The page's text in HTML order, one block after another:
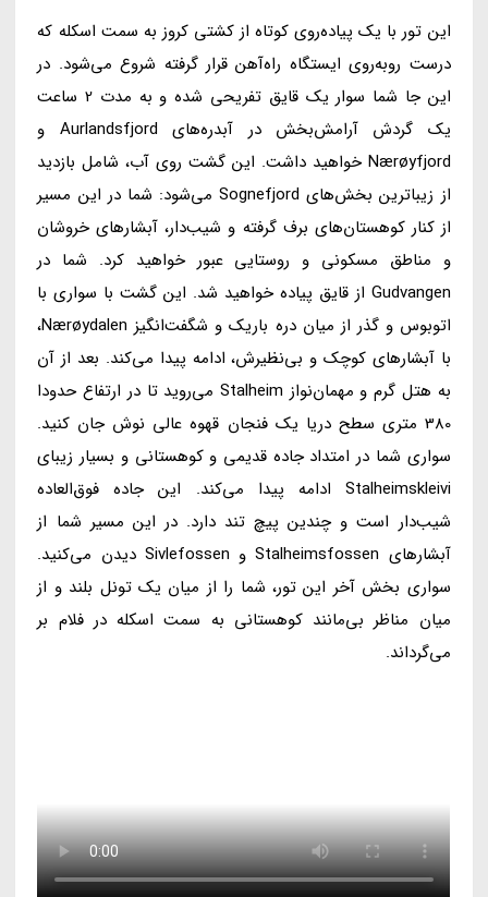
این تور با یک پیاده‌روی کوتاه از کشتی کروز به سمت اسکله که
درست روبه‌روی ایستگاه راه‌آهن قرار گرفته شروع می‌شود. در
این جا شما سوار یک قایق تفریحی شده و به مدت 2 ساعت
یک گردش آرامش‌بخش در آبدره‌های Aurlandsfjord و
Nærøyfjord خواهید داشت. این گشت روی آب، شامل بازدید
از زیباترین بخش‌های Sognefjord می‌شود: شما در این مسیر
از کنار کوهستان‌های برف گرفته و شیب‌دار، آبشارهای خروشان
و مناطق مسکونی و روستایی عبور خواهید کرد. شما در
Gudvangen از قایق پیاده خواهید شد. این گشت با سواری با
اتوبوس و گذر از میان دره باریک و شگفت‌انگیز Nærøydalen،
با آبشارهای کوچک و بی‌نظیرش، ادامه پیدا می‌کند. بعد از آن
به هتل گرم و مهمان‌نواز Stalheim می‌روید تا در ارتفاع حدودا
380 متری سطح دریا یک فنجان قهوه عالی نوش جان کنید.
سواری شما در امتداد جاده قدیمی و کوهستانی و بسیار زیبای
Stalheimskleivi ادامه پیدا می‌کند. این جاده فوق‌العاده
شیب‌دار است و چندین پیچ تند دارد. در این مسیر شما از
آبشارهای Stalheimsfossen و Sivlefossen دیدن می‌کنید.
سواری بخش آخر این تور، شما را از میان یک تونل بلند و از
میان مناظر بی‌مانند کوهستانی به سمت اسکله در فلام بر
می‌گرداند.